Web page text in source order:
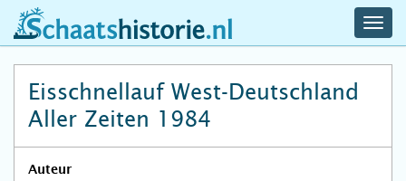
schaatshistorie.nl
Eisschnellauf West-Deutschland
Aller Zeiten 1984
Auteur